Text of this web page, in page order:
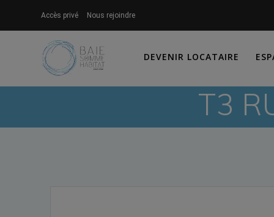
Accès privé Nous rejoindre
DEVENIR LOCATAIRE
T3